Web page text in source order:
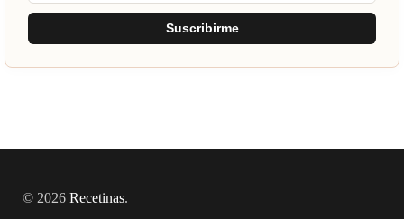
Suscribirme
© 2026 Recetinas.